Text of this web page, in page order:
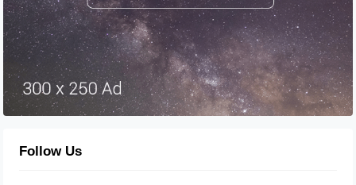
Follow Us